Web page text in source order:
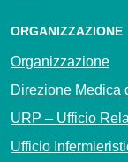
ORGANIZZAZIONE
Organizzazione
Direzione Medica
URP – Ufficio
Ufficio